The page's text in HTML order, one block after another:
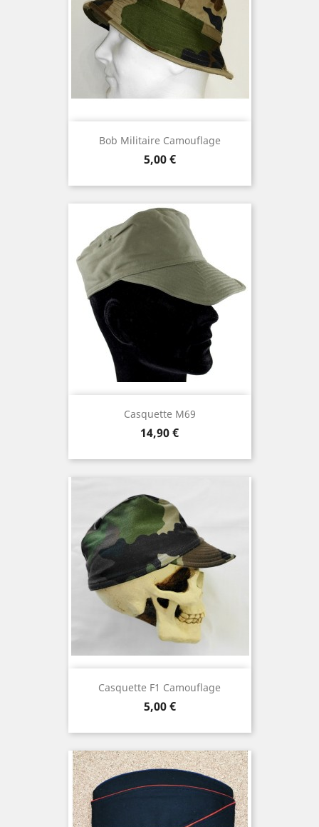
Bob Militaire Camouflage
Prix
5,00 €
Casquette M69
Prix
14,90 €
Casquette F1 Camouflage
Prix
5,00 €